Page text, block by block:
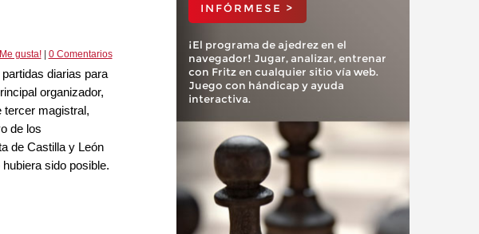
Me gusta!| 0 Comentarios
diarias para
organizador,
tercer magistral,
de los
de Castilla y León
sido posible.
INFÓRMESE >
¡El programa de ajedrez en el
navegador! Jugar, analizar, entrenar
con Fritz en cualquier sitio vía web.
Juego con hándicap y ayuda
interactiva.